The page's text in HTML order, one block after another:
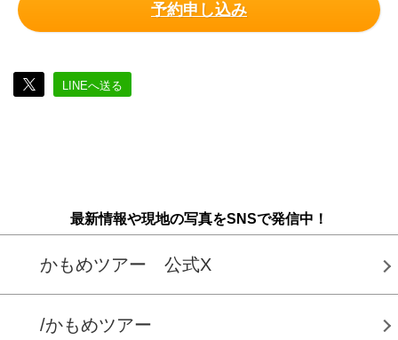
予約申し込み
LINEへ送る
最新情報や現地の写真をSNSで発信中！
かもめツアー 公式X
/かもめツアー